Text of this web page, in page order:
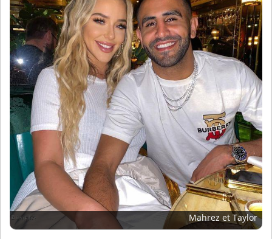
Mahrez et Taylor